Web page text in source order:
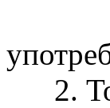
1.
2.